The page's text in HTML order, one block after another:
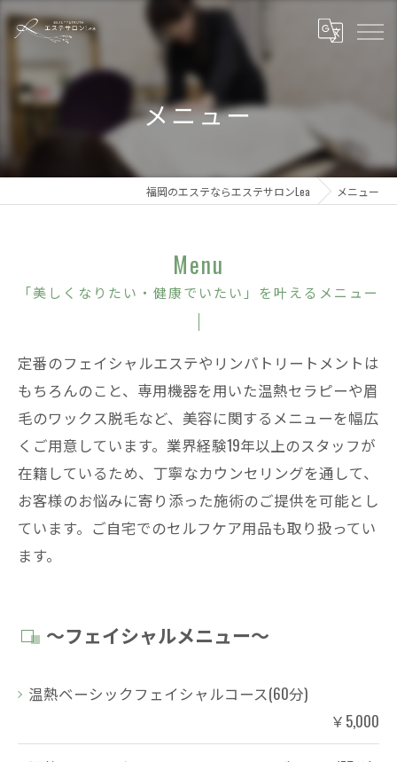
メニュー
福岡のエステならエステサロンLea メニュー
「美しくなりたい・健康でいたい」を叶えるメニュー
Menu
定番のフェイシャルエステやリンパトリートメントは
もちろんのこと、専用機器を用いた温熱セラピーや眉
毛のワックス脱毛など、美容に関するメニューを幅広
くご用意しています。業界経験19年以上のスタッフが
在籍しているため、丁寧なカウンセリングを通して、
お客様のお悩みに寄り添った施術のご提供を可能とし
ています。ご自宅でのセルフケア用品も取り扱ってい
ます。
～フェイシャルメニュー～
温熱ベーシックフェイシャルコース(60分)
￥5,000